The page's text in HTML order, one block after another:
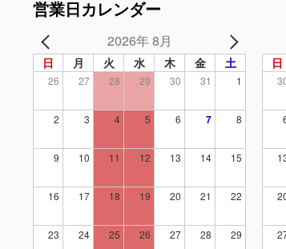
営業日カレンダー
2026年 8月
日 月 火 水 木 金 土
26 27 28 29 30 31 1
2 3 4 5 6 7 8
9 10 11 12 13 14 15
16 17 18 19 20 21 22
23 24 25 26 27 28 29
日